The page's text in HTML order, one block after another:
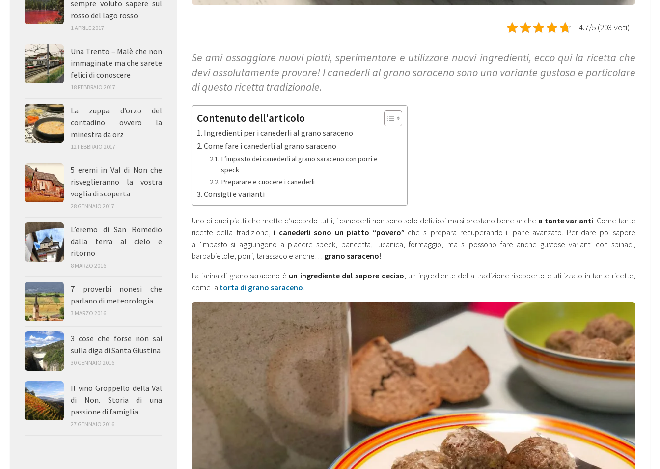
4.7/5 (203 voti)
Se ami assaggiare nuovi piatti, sperimentare e utilizzare nuovi ingredienti, ecco qui la ricetta che
devi assolutamente provare! I canederli al grano saraceno sono una variante gustosa e particolare
di questa ricetta tradizionale.
Contenuto dell'articolo
Ingredienti per i canederli al grano saraceno
Come fare i canederli al grano saraceno
L’impasto dei canederli al grano saraceno con porri e
speck
Preparare e cuocere i canederli
Consigli e varianti
Uno di quei piatti che mette d’accordo tutti, i canederli non sono solo deliziosi ma si prestano bene anche a tante varianti. Come tante
ricette della tradizione, i canederli sono un piatto “povero” che si prepara recuperando il pane avanzato. Per dare poi sapore
all’impasto si aggiungono a piacere speck, pancetta, lucanica, formaggio, ma si possono fare anche gustose varianti con spinaci,
barbabietole, porri, tarassaco e anche… grano saraceno!
La farina di grano saraceno è un ingrediente dal sapore deciso, un ingrediente della tradizione riscoperto e utilizzato in tante ricette,
come la torta di grano saraceno.
sempre voluto sapere sul
rosso del lago rosso
1 APRILE 2017
Una Trento – Malè che non
immaginate ma che sarete
felici di conoscere
18 FEBBRAIO 2017
La zuppa d’orzo del
contadino ovvero la
minestra da orz
12 FEBBRAIO 2017
5 eremi in Val di Non che
risveglieranno la vostra
voglia di scoperta
28 GENNAIO 2017
L’eremo di San Romedio
dalla terra al cielo e
ritorno
8 MARZO 2016
7 proverbi nonesi che
parlano di meteorologia
3 MARZO 2016
3 cose che forse non sai
sulla diga di Santa Giustina
30 GENNAIO 2016
Il vino Groppello della Val
di Non. Storia di una
passione di famiglia
27 GENNAIO 2016